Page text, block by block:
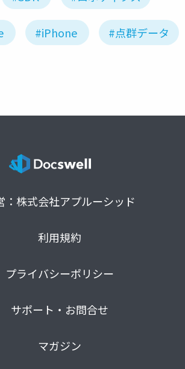
#iPhone #点群データ
：株式会社アプルーシッド
利用規約
プライバシーポリシー
サポート・お問合せ
マガジン